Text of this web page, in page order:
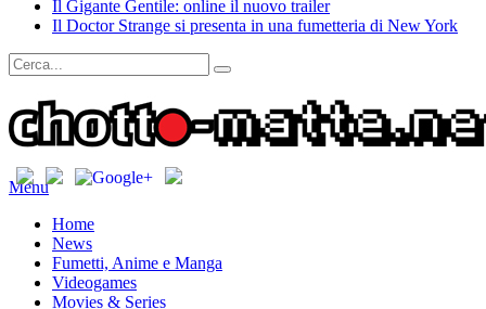
Il Gigante Gentile: online il nuovo trailer
Il Doctor Strange si presenta in una fumetteria di New York
Menu
Home
News
Fumetti, Anime e Manga
Videogames
Movies & Series